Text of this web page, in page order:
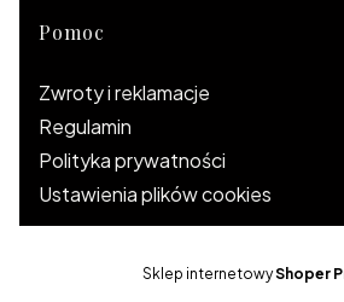
Pomoc
Zwroty i reklamacje
Regulamin
Polityka prywatności
Ustawienia plików cookies
Sklep internetowyShoper